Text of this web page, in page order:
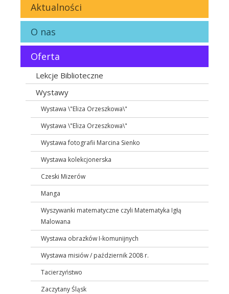
Aktualności
O nas
Oferta
Lekcje Biblioteczne
Wystawy
Wystawa \"Eliza Orzeszkowa\"
Wystawa \"Eliza Orzeszkowa\"
Wystawa fotografii Marcina Sienko
Wystawa kolekcjonerska
Czeski Mizerów
Manga
Wyszywanki matematyczne czyli Matematyka Igłą
Malowana
Wystawa obrazków I-komunijnych
Wystawa misiów / październik 2008 r.
Tacierzyństwo
Zaczytany Śląsk